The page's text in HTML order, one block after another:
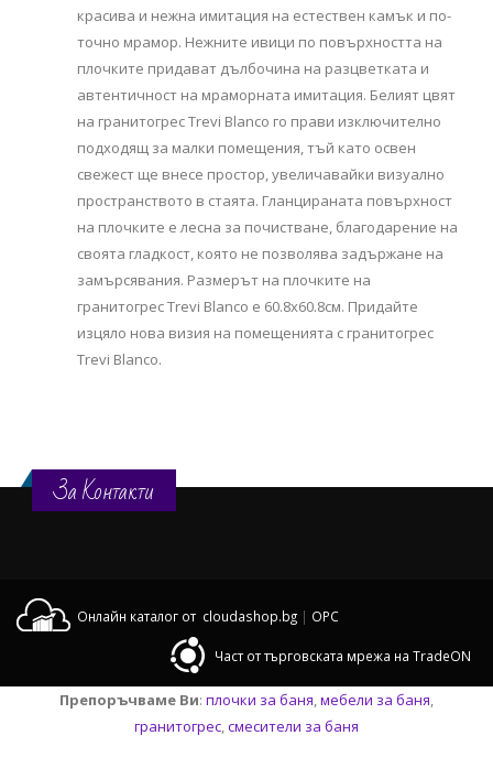
красива и нежна имитация на естествен камък и по-
точно мрамор. Нежните ивици по повърхността на
плочките придават дълбочина на разцветката и
автентичност на мраморната имитация. Белият цвят
на гранитогрес Trevi Blanco го прави изключително
подходящ за малки помещения, тъй като освен
свежест ще внесе простор, увеличавайки визуално
пространството в стаята. Гланцираната повърхност
на плочките е лесна за почистване, благодарение на
своята гладкост, която не позволява задържане на
замърсявания. Размерът на плочките на
гранитогрес Trevi Blanco е 60.8х60.8см. Придайте
изцяло нова визия на помещенията с гранитогрес
Trevi Blanco.
За Контакти
Онлайн каталог от cloudashop.bg | OPC
Част от търговската мрежа на TradeON
Препоръчваме Ви: плочки за баня,мебели за баня,
гранитогрес,смесители за баня